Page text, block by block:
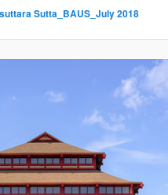
Sutta_BAUS_July 2018